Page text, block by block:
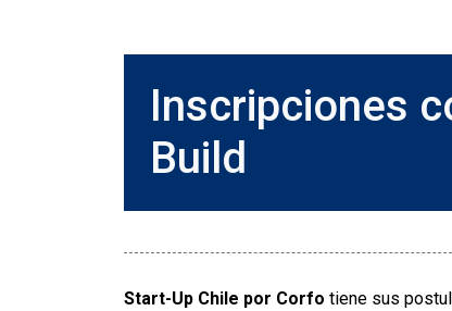
Inscripciones
Build
Start-Up Chile por Corfo tiene sus